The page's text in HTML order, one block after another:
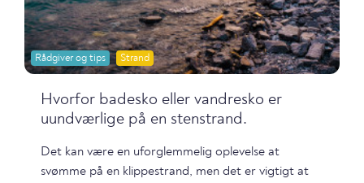
Rådgiver og tips Strand
Hvorfor badesko eller vandresko er
uundværlige på en stenstrand.
Det kan være en uforglemmelig oplevelse at
svømme på en klippestrand, men det er vigtigt at